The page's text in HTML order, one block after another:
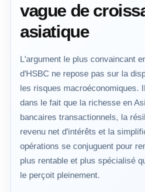
vague de
asiatique
L'argument le plus convaincant
d'HSBC ne repose pas sur la
les risques macroéconomiques.
dans le fait que la richesse en
bancaires transactionnels, la
revenu net d'intérêts et la
opérations se conjuguent pour
plus rentable et plus spécialisé
le perçoit pleinement.